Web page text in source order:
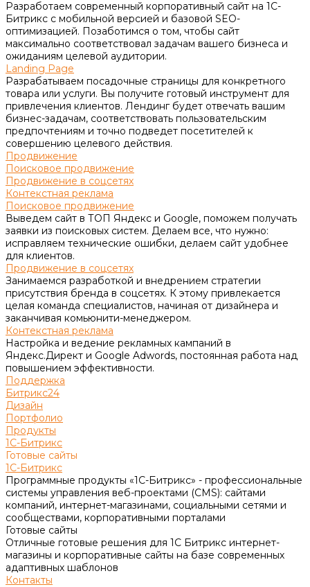
Разработаем современный корпоративный сайт на 1С-
Битрикс с мобильной версией и базовой SEO-
оптимизацией. Позаботимся о том, чтобы сайт
максимально соответствовал задачам вашего бизнеса и
ожиданиям целевой аудитории.
Landing Page
Разрабатываем посадочные страницы для конкретного
товара или услуги. Вы получите готовый инструмент для
привлечения клиентов. Лендинг будет отвечать вашим
бизнес-задачам, соответствовать пользовательским
предпочтениям и точно подведет посетителей к
совершению целевого действия.
Продвижение
Поисковое продвижение
Продвижение в соцсетях
Контекстная реклама
Поисковое продвижение
Выведем сайт в ТОП Яндекс и Google, поможем получать
заявки из поисковых систем. Делаем все, что нужно:
исправляем технические ошибки, делаем сайт удобнее
для клиентов.
Продвижение в соцсетях
Занимаемся разработкой и внедрением стратегии
присутствия бренда в соцсетях. К этому привлекается
целая команда специалистов, начиная от дизайнера и
заканчивая комьюнити-менеджером.
Контекстная реклама
Настройка и ведение рекламных кампаний в
Яндекс.Директ и Google Adwords, постоянная работа над
повышением эффективности.
Поддержка
Битрикс24
Дизайн
Портфолио
Продукты
1С-Битрикс
Готовые сайты
1С-Битрикс
Программные продукты «1С-Битрикс» - профессиональные
системы управления веб-проектами (CMS): сайтами
компаний, интернет-магазинами, социальными сетями и
сообществами, корпоративными порталами
Готовые сайты
Отличные готовые решения для 1С Битрикс интернет-
магазины и корпоративные сайты на базе современных
адаптивных шаблонов
Контакты